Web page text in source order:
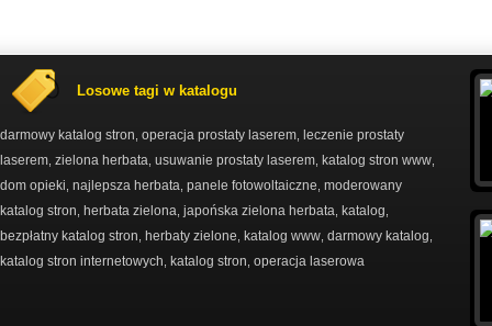
Losowe tagi w katalogu
darmowy katalog stron operacja prostaty laserem
leczenie prostaty
laserem zielona herbata usuwanie prostaty laserem katalog stron www
dom opieki najlepsza herbata panele fotowoltaiczne moderowany
katalog stron
herbata zielona japońska zielona herbata katalog
bezpłatny katalog stron herbaty zielone katalog www darmowy katalog
katalog stron internetowych katalog stron operacja laserowa